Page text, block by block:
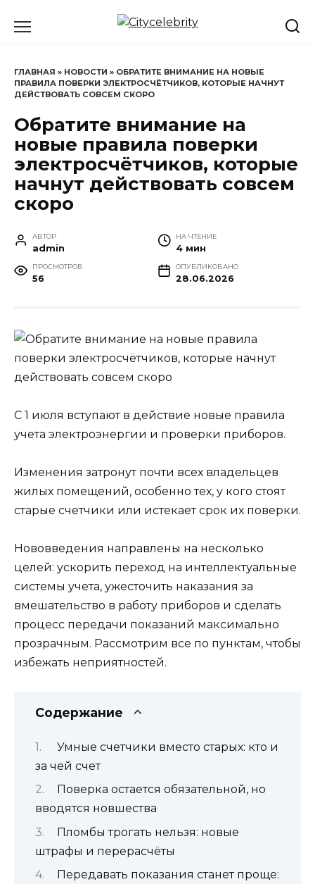
ГЛАВНАЯ » НОВОСТИ » ОБРАТИТЕ ВНИМАНИЕ НА НОВЫЕ
ПРАВИЛА ПОВЕРКИ ЭЛЕКТРОСЧЁТЧИКОВ, КОТОРЫЕ НАЧНУТ
ДЕЙСТВОВАТЬ СОВСЕМ СКОРО
Обратите внимание на
новые правила поверки
электросчётчиков, которые
начнут действовать совсем
скоро
АВТОР
admin
НА ЧТЕНИЕ
4 мин
ПРОСМОТРОВ
56
ОПУБЛИКОВАНО
28.06.2026
С 1 июля вступают в действие новые правила
учета электроэнергии и проверки приборов.
Изменения затронут почти всех владельцев
жилых помещений, особенно тех, у кого стоят
старые счетчики или истекает срок их поверки.
Нововведения направлены на несколько
целей: ускорить переход на интеллектуальные
системы учета, ужесточить наказания за
вмешательство в работу приборов и сделать
процесс передачи показаний максимально
прозрачным. Рассмотрим все по пунктам, чтобы
избежать неприятностей.
Содержание
Умные счетчики вместо старых: кто и
за чей счет
Поверка остается обязательной, но
вводятся новшества
Пломбы трогать нельзя: новые
штрафы и перерасчёты
Передавать показания станет проще: